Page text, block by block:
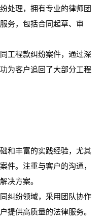
处理，拥有专业的律师团
务，包括合同起草、审
工程款纠纷案件，通过深
为客户追回了大部分工程
和丰富的实践经验，尤其
件。注重与客户的沟通，
决方案。
纠纷领域，采用团队协作
提供高质量的法律服务。